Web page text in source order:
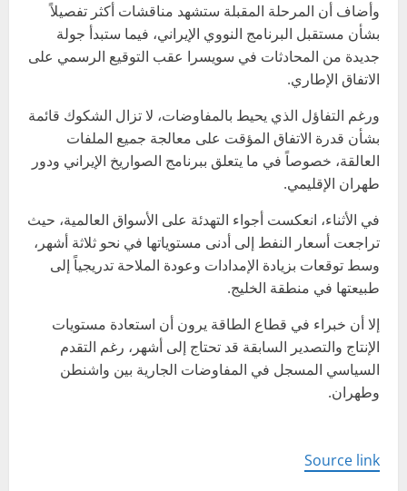
وأضاف أن المرحلة المقبلة ستشهد مناقشات أكثر تفصيلاً
بشأن مستقبل البرنامج النووي الإيراني، فيما ستبدأ جولة
جديدة من المحادثات في سويسرا عقب التوقيع الرسمي على
الاتفاق الإطاري.
ورغم التفاؤل الذي يحيط بالمفاوضات، لا تزال الشكوك قائمة
بشأن قدرة الاتفاق المؤقت على معالجة جميع الملفات
العالقة، خصوصاً في ما يتعلق ببرنامج الصواريخ الإيراني ودور
طهران الإقليمي.
في الأثناء، انعكست أجواء التهدئة على الأسواق العالمية، حيث
تراجعت أسعار النفط إلى أدنى مستوياتها في نحو ثلاثة أشهر،
وسط توقعات بزيادة الإمدادات وعودة الملاحة تدريجياً إلى
طبيعتها في منطقة الخليج.
إلا أن خبراء في قطاع الطاقة يرون أن استعادة مستويات
الإنتاج والتصدير السابقة قد تحتاج إلى أشهر، رغم التقدم
السياسي المسجل في المفاوضات الجارية بين واشنطن
وطهران.
Source link